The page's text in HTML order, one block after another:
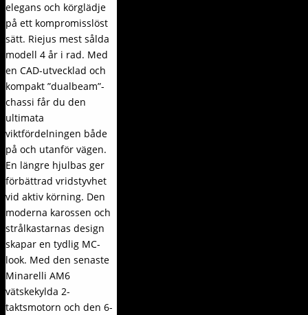
elegans och körglädje
på ett kompromisslöst
sätt. Riejus mest sålda
modell 4 år i rad. Med
en CAD-utvecklad och
kompakt ”dualbeam”-
chassi får du den
ultimata
viktfördelningen både
på och utanför vägen.
En längre hjulbas ger
förbättrad vridstyvhet
vid aktiv körning. Den
moderna karossen och
strålkastarnas design
skapar en tydlig MC-
look. Med den senaste
Minarelli AM6
vätskekylda 2-
taktsmotorn och den 6-